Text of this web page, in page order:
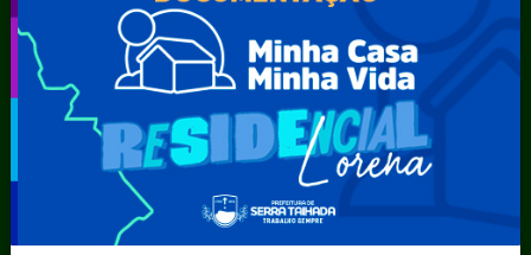
Telefones Úteis
Vice-Prefeito
Secretarias
Agência Municipal de Meio Ambiente – AMMA
Assistência Social e Cidadania
Autarquia Educacional de Serra Talhada – AESET
Comando da Guarda Municipal-CGM
Diretoria da Defesa Civil